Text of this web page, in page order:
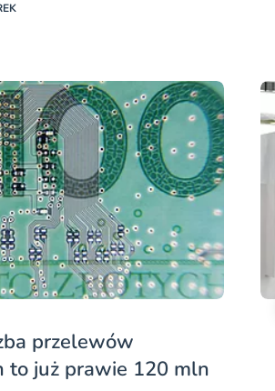
przelewów
to już prawie 120 mln